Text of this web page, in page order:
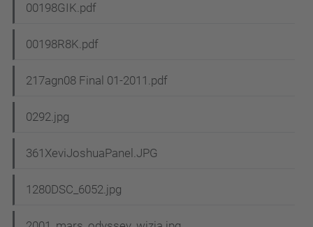
00198GIK.pdf
00198R8K.pdf
217agn08 Final 01-2011.pdf
0292.jpg
361XeviJoshuaPanel.JPG
1280DSC_6052.jpg